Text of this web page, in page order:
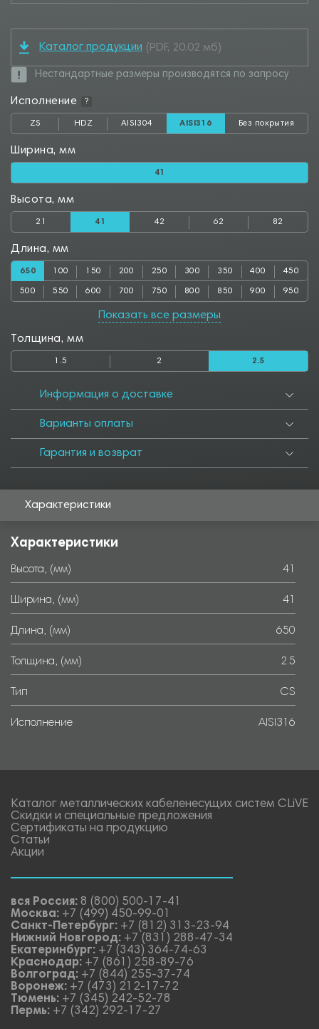
Каталог продукции (PDF, 20.02 мб)
Нестандартные размеры производятся по запросу
Исполнение ?
ZS HDZ AISI304 AISI316 Без покрытия
Ширина, мм
41
Высота, мм
21 41 42 62 82
Длина, мм
650 100 150 200 250 300 350 400 450
500 550 600 700 750 800 850 900 950
1000
Показать все размеры
Толщина, мм
1.5 2 2.5
Информация о доставке
Варианты оплаты
Гарантия и возврат
Характеристики
Характеристики
Высота, (мм) 41
Ширина, (мм) 41
Длина, (мм) 650
Толщина, (мм) 2.5
Тип CS
Исполнение AISI316
Каталог металлических кабеленесущих систем CLiVE
Скидки и специальные предложения
Сертификаты на продукцию
Статьи
Акции
вся Россия: 8 (800) 500-17-41
Москва: +7 (499) 450-99-01
Санкт-Петербург: +7 (812) 313-23-94
Нижний Новгород: +7 (831) 288-47-34
Екатеринбург: +7 (343) 364-74-63
Краснодар: +7 (861) 258-89-76
Волгоград: +7 (844) 255-37-74
Воронеж: +7 (473) 212-17-72
Тюмень: +7 (345) 242-52-78
Пермь: +7 (342) 292-17-27